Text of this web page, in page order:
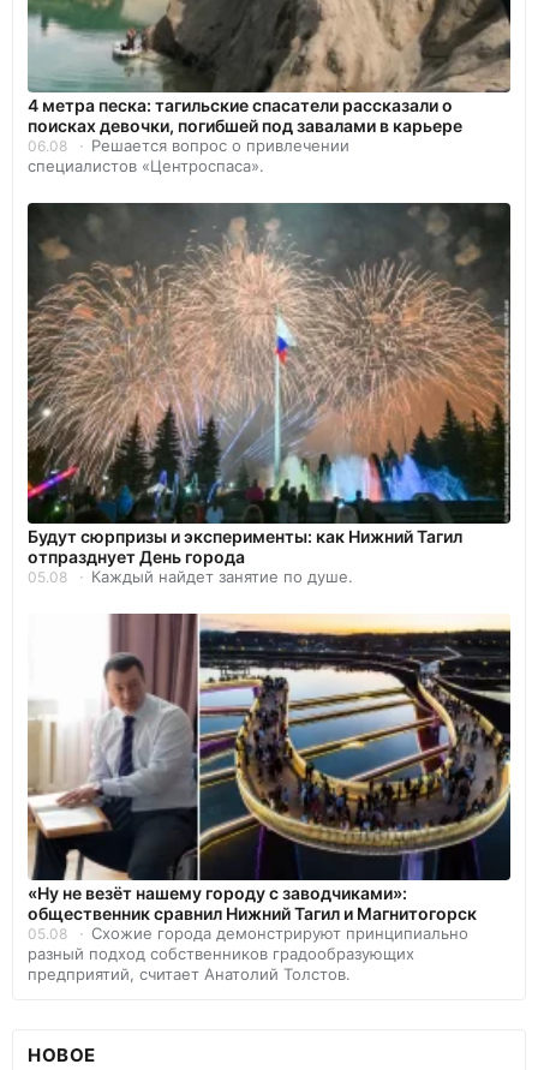
4 метра песка: тагильские спасатели рассказали о
поисках девочки, погибшей под завалами в карьере
06.08
Решается вопрос о привлечении
специалистов «Центроспаса».
Будут сюрпризы и эксперименты: как Нижний Тагил
отпразднует День города
05.08 Каждый найдет занятие по душе.
«Ну не везёт нашему городу с заводчиками»:
общественник сравнил Нижний Тагил и Магнитогорск
05.08
Схожие города демонстрируют принципиально
разный подход собственников градообразующих
предприятий, считает Анатолий Толстов.
НОВОЕ